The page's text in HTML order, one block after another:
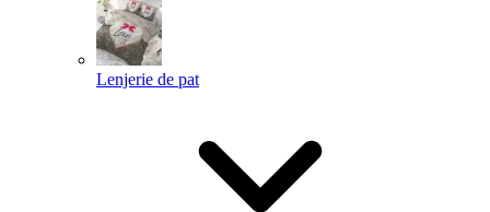
Lenjerie de pat